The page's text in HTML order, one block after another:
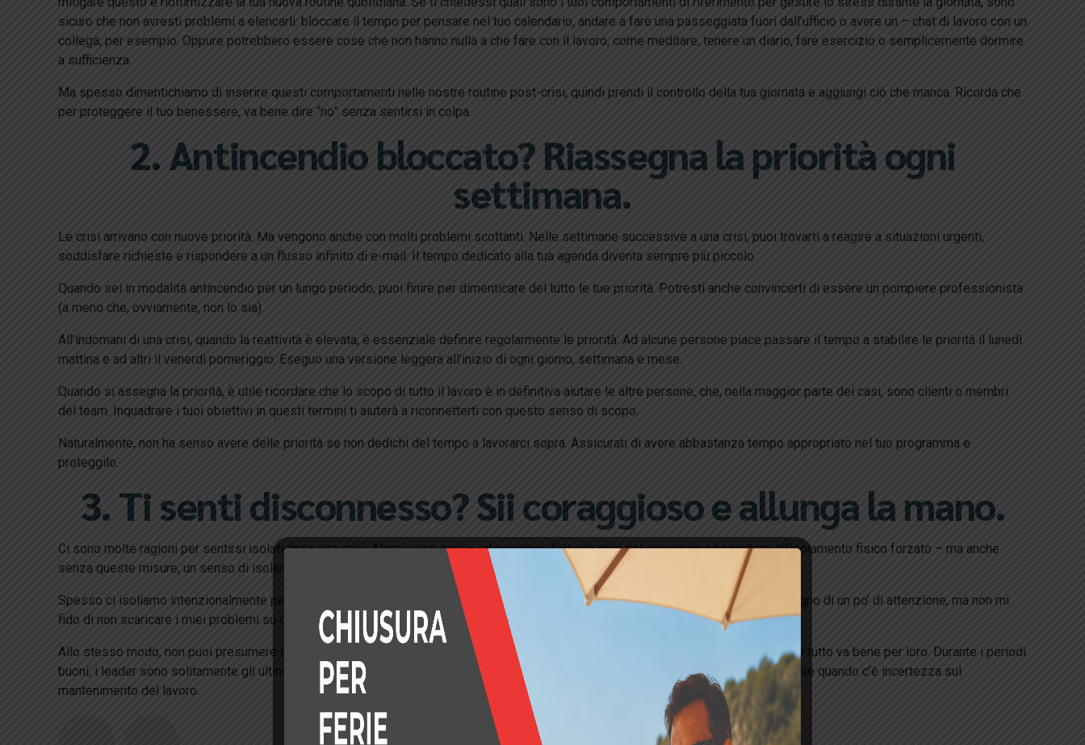
sicuro che non avresti problemi a elencarli: bloccare il tempo per pensare nel tuo calendario, andare a fare una passeggiata fuori dall’ufficio o avere un – chat di lavoro con un
collega, per esempio. Oppure potrebbero essere cose che non hanno nulla a che fare con il lavoro, come meditare, tenere un diario, fare esercizio o semplicemente dormire
a sufficienza.
Ma spesso dimentichiamo di inserire questi comportamenti nelle nostre routine post-crisi, quindi prendi il controllo della tua giornata e aggiungi ciò che manca. Ricorda che
per proteggere il tuo benessere, va bene dire “no” senza sentirsi in colpa.
2. Antincendio bloccato? Riassegna la priorità ogni
settimana.
Le crisi arrivano con nuove priorità. Ma vengono anche con molti problemi scottanti. Nelle settimane successive a una crisi, puoi trovarti a reagire a situazioni urgenti,
soddisfare richieste e rispondere a un flusso infinito di e-mail. Il tempo dedicato alla tua agenda diventa sempre più piccolo.
Quando sei in modalità antincendio per un lungo periodo, puoi finire per dimenticare del tutto le tue priorità. Potresti anche convincerti di essere un pompiere professionista
(a meno che, ovviamente, non lo sia).
All’indomani di una crisi, quando la reattività è elevata, è essenziale definire regolarmente le priorità. Ad alcune persone piace passare il tempo a stabilire le priorità il lunedì
mattina e ad altri il venerdì pomeriggio. Eseguo una versione leggera all’inizio di ogni giorno, settimana e mese.
Quando si assegna la priorità, è utile ricordare che lo scopo di tutto il lavoro è in definitiva aiutare le altre persone, che, nella maggior parte dei casi, sono clienti o membri
del team. Inquadrare i tuoi obiettivi in ​​questi termini ti aiuterà a riconnetterti con questo senso di scopo.
Naturalmente, non ha senso avere delle priorità se non dedichi del tempo a lavorarci sopra. Assicurati di avere abbastanza tempo appropriato nel tuo programma e
proteggilo.
3. Ti senti disconnesso? Sii coraggioso e allunga la mano.
Ci sono molte ragioni per sentirsi isolati dopo una crisi. Alcuni sono ovvi – ad esempio, l’attuale crisi del coronavirus ha portato all’isolamento fisico forzato – ma anche
senza queste misure, un senso di isolamento è comune dopo un evento aziendale o che cambia la vita.
Spesso ci isoliamo intenzionalmente perché abbiamo bisogno di un maggiore livello di supporto. La logica contorta è così: “Ho bisogno di un po’ di attenzione, ma non mi
fido di non scaricare i miei problemi su qualcun altro, quindi è meglio che stia zitto”.
Allo stesso modo, non puoi presumere che solo perché un compagno di squadra non ti ha inviato un messaggio con un problema che tutto va bene per loro. Durante i periodi
buoni, i leader sono solitamente gli ultimi a scoprire i problemi, ma dopo una crisi le cose possono andare anche peggio, specialmente quando c’è incertezza sul
mantenimento del lavoro.